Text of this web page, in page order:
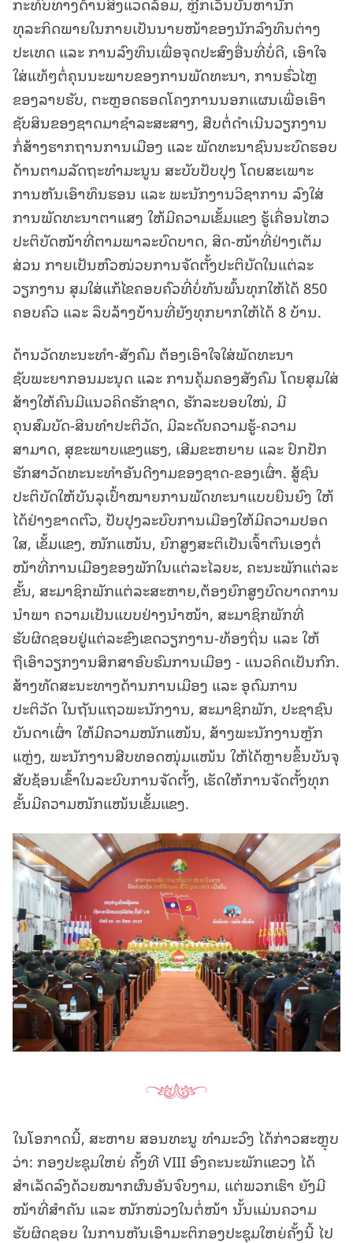
ທຸລະກິດພາຍໃນກາຍເປັນນາຍໜ້າຂອງນັກລົງທຶນຕ່າງ
ປະເທດ ແລະ ການລົງທຶນເພື່ອຈຸດປະສົງອື່ນທີ່ບໍ່ດີ, ເອົາໃຈ
ໃສ່ແທ້ໆຕໍ່ຄຸນນະພາບຂອງການພັດທະນາ, ການຮົ່ວໄຫຼ
ຂອງລາຍຮັບ, ຕະຫຼອດຮອດໂຄງການນອກແຜນເພື່ອເອົາ
ຊັບສິນຂອງຊາດມາຊໍາລະສະສາງ, ສືບຕໍ່ດໍາເນີນວຽກງານ
ກໍ່ສ້າງຮາກຖານການເມືອງ ແລະ ພັດທະນາຊົນນະບົດຮອບ
ດ້ານຕາມລັດຖະທໍາມະນູນ ສະບັບປັບປຸງ ໂດຍສະເພາະ
ການຫັນເອົາທຶນຮອນ ແລະ ພະນັກງານວິຊາການ ລົງໃສ່
ການພັດທະນາຕາແສງ ໃຫ້ມີຄວາມເຂັ້ມແຂງ ຮູ້ເຄື່ອນໄຫວ
ປະຕິບັດໜ້າທີ່ຕາມພາລະບົດບາດ, ສິດ-ໜ້າທີ່ຢ່າງເຕັມ
ສ່ວນ ກາຍເປັນຫົວໜ່ວຍການຈັດຕັ້ງປະຕິບັດໃນແຕ່ລະ
ວຽກງານ ສຸມໃສ່ແກ້ໄຂຄອບຄົວທີ່ບໍ່ທັນພົ້ນທຸກໃຫ້ໄດ້ 850
ຄອບຄົວ ແລະ ລຶບລ້າງບ້ານທີ່ຍັງທຸກຍາກໃຫ້ໄດ້ 8 ບ້ານ.
ດ້ານວັດທະນະທໍາ-ສັງຄົມ ຕ້ອງເອົາໃຈໃສ່ພັດທະນາ
ຊັບພະຍາກອນມະນຸດ ແລະ ການຄຸ້ມຄອງສັງຄົມ ໂດຍສຸມໃສ່
ສ້າງໃຫ້ຄົນມີແນວຄິດຮັກຊາດ, ຮັກລະບອບໃໝ່, ມີ
ຄຸນສົມບັດ-ສິນທຳປະຕິວັດ, ມີລະດັບຄວາມຮູ້-ຄວາມ
ສາມາດ, ສຸຂະພາບແຂງແຮງ, ເສີມຂະຫຍາຍ ແລະ ປົກປັກ
ຮັກສາວັດທະນະທຳອັນດີງາມຂອງຊາດ-ຂອງເຜົ່າ. ສູ້ຊົນ
ປະຕິບັດໃຫ້ບັນລຸເປົ້າໝາຍການພັດທະນາແບບຍືນຍົງ ໃຫ້
ໄດ້ຢ່າງຂາດຕົວ, ປັບປຸງລະບົບການເມືອງໃຫ້ມີຄວາມປອດ
ໃສ, ເຂັ້ມແຂງ, ໜັກແໜ້ນ, ຍົກສູງສະຕິເປັນເຈົ້າຕົນເອງຕໍ່
ໜ້າທີ່ການເມືອງຂອງພັກໃນແຕ່ລະໄລຍະ, ຄະນະພັກແຕ່ລະ
ຂັ້ນ, ສະມາຊິກພັກແຕ່ລະສະຫາຍ,ຕ້ອງຍົກສູງບົດບາດການ
ນຳພາ ຄວາມເປັນແບບຢ່າງນຳໜ້າ, ສະມາຊິກພັກທີ່
ຮັບຜິດຊອບຢູ່ແຕ່ລະຂົງເຂດວຽກງານ-ທ້ອງຖິ່ນ ແລະ ໃຫ້
ຖືເອົາວຽກງານສຶກສາອົບຮົມການເມືອງ - ແນວຄິດເປັນກົກ.
ສ້າງທັດສະນະທາງດ້ານການເມືອງ ແລະ ອຸດົມການ
ປະຕິວັດ ໃນຖັນແຖວພະນັກງານ, ສະມາຊິກພັກ, ປະຊາຊົນ
ບັນດາເຜົ່າ ໃຫ້ມີຄວາມໜັກແໜ້ນ, ສ້າງພະນັກງານຫຼັກ
ແຫຼ່ງ, ພະນັກງານສືບທອດໜຸ່ມແໜ້ນ ໃຫ້ໄດ້ຫຼາຍຂຶ້ນບັນຈຸ
ສັບຊ້ອນເຂົ້າໃນລະບົບການຈັດຕັ້ງ, ເຮັດໃຫ້ການຈັດຕັ້ງທຸກ
ຂັ້ນມີຄວາມໜັກແໜ້ນເຂັ້ມແຂງ.
ໃນໂອກາດນີ້, ສະຫາຍ ສອນທະນູ ທຳມະວົງ ໄດ້ກ່າວສະຫຼຸບ
ວ່າ: ກອງປະຊຸມໃຫຍ່ ຄັ້ງທີ VIII ອົງຄະນະພັກແຂວງ ໄດ້
ສຳເລັດລົງດ້ວຍໝາກຜົນອັນຈົບງາມ, ແຕ່ພວກເຮົາ ຍັງມີ
ໜ້າທີ່ສຳຄັນ ແລະ ໜັກໜ່ວງໃນຕໍ່ໜ້າ ນັ້ນແມ່ນຄວາມ
ຮັບຜິດຊອບ ໃນການຫັນເອົາມະຕິກອງປະຊຸມໃຫຍ່ຄັ້ງນີ້ ໄປ